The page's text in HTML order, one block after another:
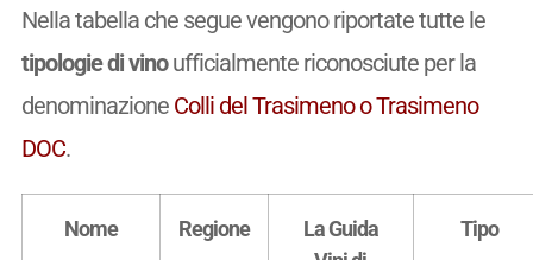
Nella tabella che segue vengono riportate tutte le
tipologie di vinoufficialmente riconosciute per la
denominazione Colli del Trasimeno o Trasimeno
DOC.
Nome Regione
La Guida
Tipo